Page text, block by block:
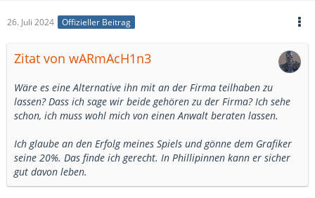
dann bezahlst. Wenn vollständig auf Gewinnbeteiligung für dich
arbeiten soll, bräuchtet ihr einen Vertrag in zwei Sprachen.
sonderlich gut erfahren. Außerdem sollten im Vertrag geregelt
gehören die Modelle ihm und ohne Einwilligung wäre dies auch
noch nach Veröffentlichung so
Du brauchst ja dann auch erstmal ne Firma um ihn dann als
Firma beauftragen zu können.
26. Juli 2024 Offizieller Beitrag
Zitat von wARmAcH1n3
Wäre es eine Alternative ihn mit an der Firma teilhaben zu
lassen? Dass ich sage wir beide gehören zu der Firma? Ich sehe
schon, ich muss wohl mich von einen Anwalt beraten lassen.
Ich glaube an den Erfolg meines Spiels und gönne dem Grafiker
seine 20%. Das finde ich gerecht. In Phillipinnen kann er sicher
gut davon leben.